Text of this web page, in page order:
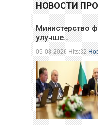
НОВОСТИ
Министерство
улучше…
05-08-2026 Hits:32